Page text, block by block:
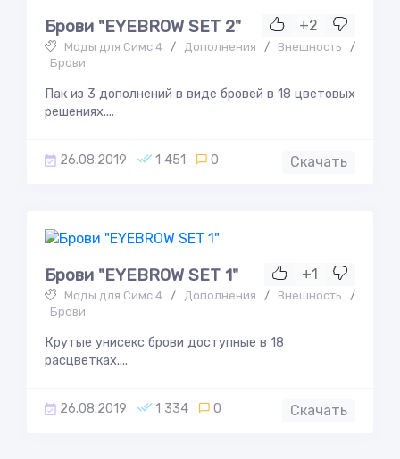
+2
Брови "EYEBROW SET 2"
Моды для Симс 4 / Дополнения / Внешность
/
Брови
Пак из 3 дополнений в виде бровей в 18 цветовых
решениях....
26.08.2019 1 451 0 Скачать
+1
Брови "EYEBROW SET 1"
Моды для Симс 4 / Дополнения / Внешность
/
Брови
Крутые унисекс брови доступные в 18
расцветках....
26.08.2019 1 334 0 Скачать